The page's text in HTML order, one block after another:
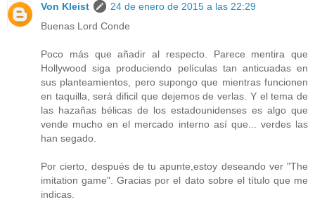
Von Kleist
24 de enero de 2015 a las 22:29
Buenas Lord Conde
Poco más que añadir al respecto. Parece mentira que
Hollywood siga produciendo películas tan anticuadas en
sus planteamientos, pero supongo que mientras funcionen
en taquilla, será dificil que dejemos de verlas. Y el tema de
las hazañas bélicas de los estadounidenses es algo que
vende mucho en el mercado interno así que... verdes las
han segado.
Por cierto, después de tu apunte,estoy deseando ver "The
imitation game". Gracias por el dato sobre el título que me
indicas.